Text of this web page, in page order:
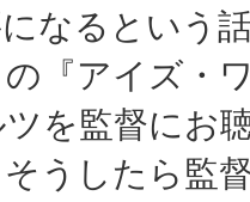
なるという
『アイズ・
を監督にお
うしたら監